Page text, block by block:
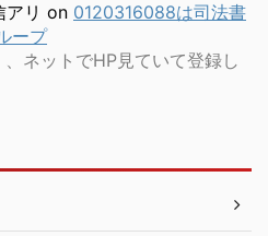
リ on 0120316088は司法書
ープ
ネットでHP見ていて登録し